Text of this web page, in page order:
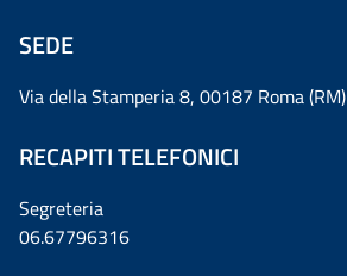
SEDE
Via della Stamperia 8, 00187 Roma (RM)
RECAPITI TELEFONICI
Segreteria
06.67796316